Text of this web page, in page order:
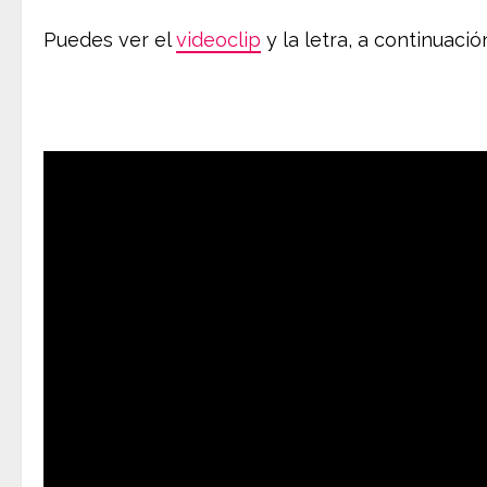
Puedes ver elvideoclip y la letra, a